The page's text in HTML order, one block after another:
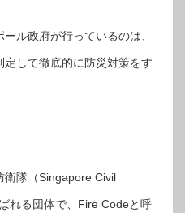
ル政府が行っているのは、
して徹底的に防災対策をす
衛隊（Singapore Civil
れる団体で、Fire Codeと呼